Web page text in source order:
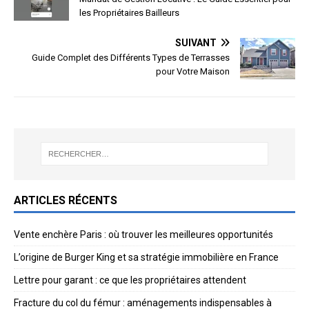
les Propriétaires Bailleurs
SUIVANT
Guide Complet des Différents Types de Terrasses
pour Votre Maison
ARTICLES RÉCENTS
Vente enchère Paris : où trouver les meilleures opportunités
L’origine de Burger King et sa stratégie immobilière en France
Lettre pour garant : ce que les propriétaires attendent
Fracture du col du fémur : aménagements indispensables à